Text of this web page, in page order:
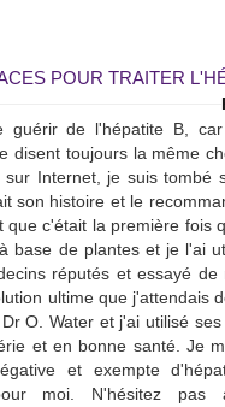
POUR TRAITER
guérir de l'hépatite B,
disent toujours la même
Internet, je suis tombé
son histoire et le
c'était la première fois
base de plantes et je l'ai
réputés et essayé de
ultime que j'attendais
O. Water et j'ai utilisé
et en bonne santé. Je
et exempte
moi. N'hésitez